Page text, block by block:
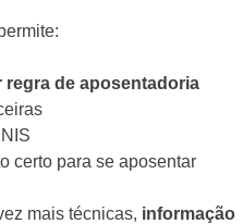
regra de aposentadoria
certo para se aposentar
mais técnicas, informação